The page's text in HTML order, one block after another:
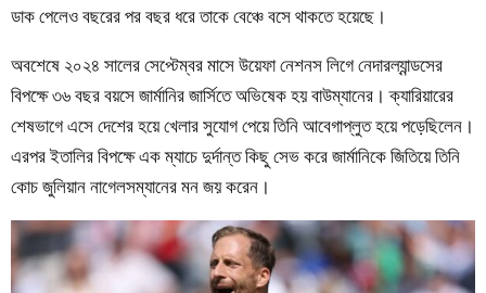
ডাক পেলেও বছরের পর বছর ধরে তাকে বেঞ্চে বসে থাকতে হয়েছে।
অবশেষে ২০২৪ সালের সেপ্টেম্বর মাসে উয়েফা নেশনস লিগে নেদারল্যান্ডসের
বিপক্ষে ৩৬ বছর বয়সে জার্মানির জার্সিতে অভিষেক হয় বাউম্যানের। ক্যারিয়ারের
শেষভাগে এসে দেশের হয়ে খেলার সুযোগ পেয়ে তিনি আবেগাপ্লুত হয়ে পড়েছিলেন।
এরপর ইতালির বিপক্ষে এক ম্যাচে দুর্দান্ত কিছু সেভ করে জার্মানিকে জিতিয়ে তিনি
কোচ জুলিয়ান নাগেলসম্যানের মন জয় করেন।